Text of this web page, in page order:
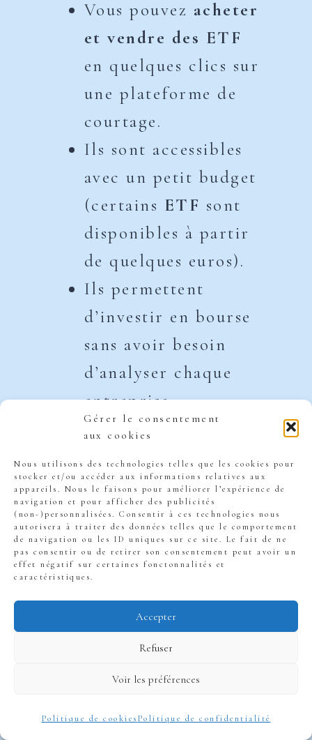
Gérer le consentement
aux cookies
Nous utilisons des technologies telles que les cookies pour
stocker et/ou accéder aux informations relatives aux
appareils. Nous le faisons pour améliorer l’expérience de
navigation et pour afficher des publicités
(non-)personnalisées. Consentir à ces technologies nous
autorisera à traiter des données telles que le comportement
de navigation ou les ID uniques sur ce site. Le fait de ne
pas consentir ou de retirer son consentement peut avoir un
effet négatif sur certaines fonctonnalités et
caractéristiques.
Accepter
Refuser
Voir les préférences
Politique de cookies Politique de confidentialité
Vous pouvez acheter
et vendre des ETF
en quelques clics sur
une plateforme de
courtage.
Ils sont accessibles
avec un petit budget
(certains ETF sont
disponibles à partir
de quelques euros).
Ils permettent
d’investir en bourse
sans avoir besoin
d’analyser chaque
entreprise
individuellement.
3. Les différents
types d’ETF